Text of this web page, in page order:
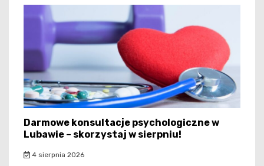
Darmowe konsultacje psychologiczne w
Lubawie – skorzystaj w sierpniu!
4 sierpnia 2026